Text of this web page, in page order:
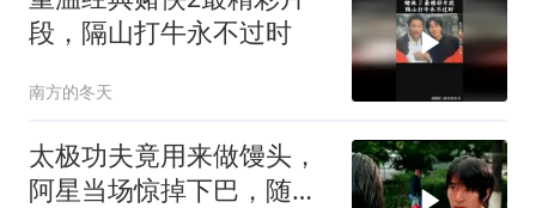
段，隔山打牛永不过时
南方的冬天
太极功夫竟用来做馒头，
阿星当场惊掉下巴，随后